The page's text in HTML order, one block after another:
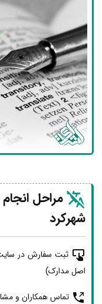
مراحل
شهرکرد
ثبت سفارش در
اصل مدارک)
تماس همکاران و